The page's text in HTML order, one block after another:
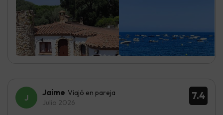
7.4
Jaime Viajó en pareja
Julio 2026